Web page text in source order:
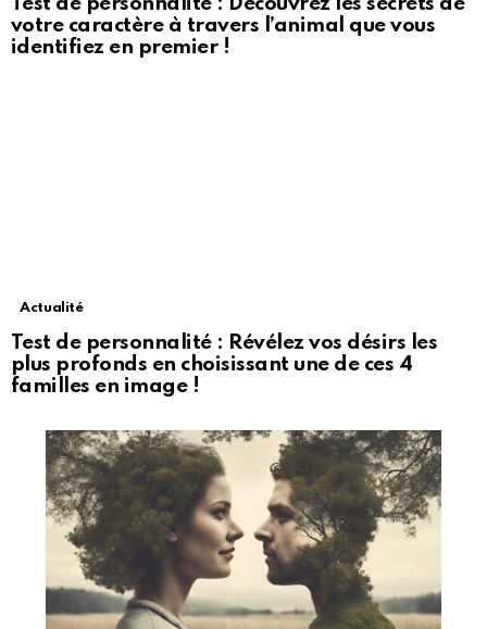
votre caractère à travers l’animal que vous
identifiez en premier !
Actualité
Test de personnalité : Révélez vos désirs les
plus profonds en choisissant une de ces 4
familles en image !